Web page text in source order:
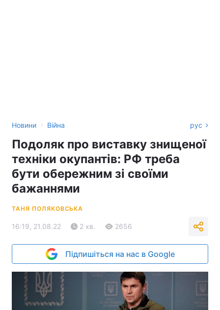
Новини › Війна рус
Подоляк про виставку знищеної
техніки окупантів: РФ треба
бути обережним зі своїми
бажаннями
ТАНЯ ПОЛЯКОВСЬКА
16:19, 21.08.22 2 хв. 2656
Підпишіться на нас в Google